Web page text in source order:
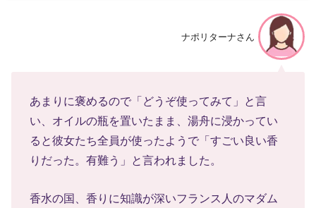
ナポリターナさん
あまりに褒めるので「どうぞ使ってみて」と言
い、オイルの瓶を置いたまま、湯舟に浸かってい
ると彼女たち全員が使ったようで「すごい良い香
りだった。有難う」と言われました。
香水の国、香りに知識が深いフランス人のマダム